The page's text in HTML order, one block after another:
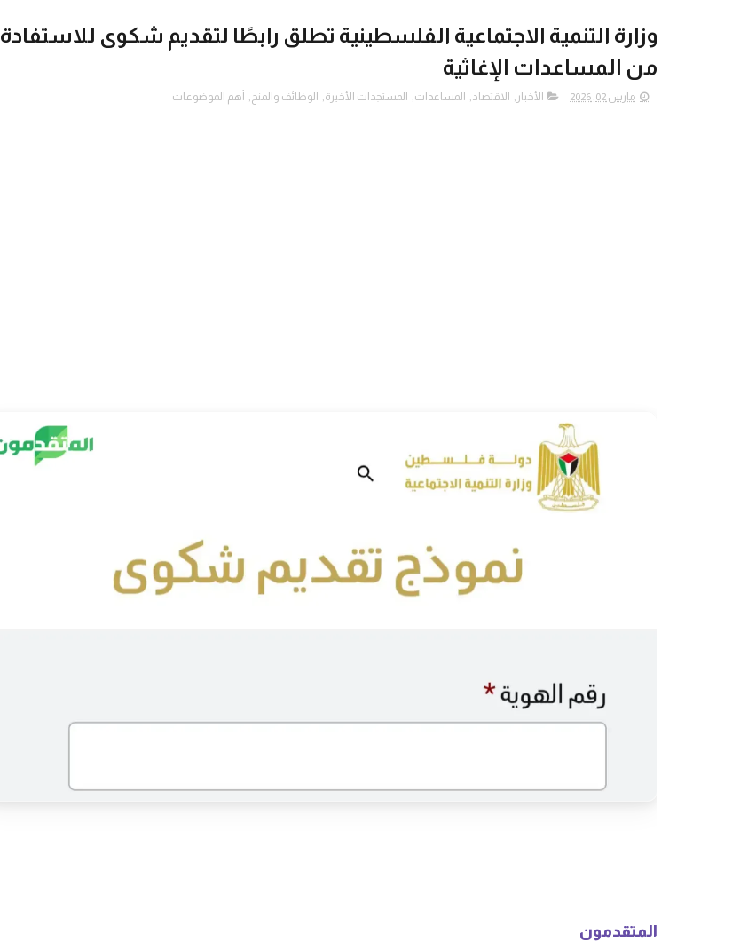
وزارة التنمية الاجتماعية الفلسطينية تطلق رابطًا لتقديم شكوى للاستفادة
من المساعدات الإغاثية
مارس 02, 2026 الأخبار , الاقتصاد, المساعدات, المستجدات الأخيرة, الوظائف والمنح , أهم الموضوعات
المتقدمون